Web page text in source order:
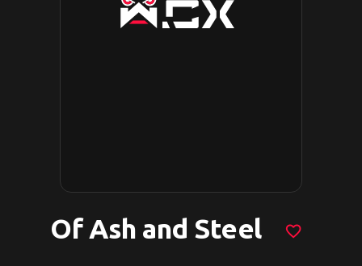
Of Ash and Steel favorite_border